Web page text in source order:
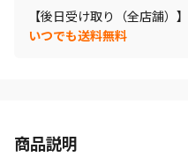
【後日受け取り（全店舗）】
いつでも送料無料
商品説明